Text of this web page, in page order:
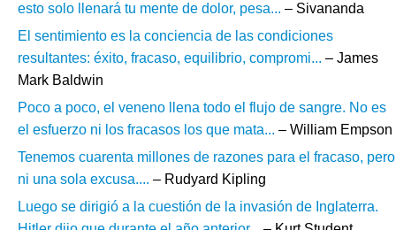
esto solo llenará tu mente de dolor, pesa... – Sivananda
El sentimiento es la conciencia de las condiciones
resultantes: éxito, fracaso, equilibrio, compromi... – James
Mark Baldwin
Poco a poco, el veneno llena todo el flujo de sangre. No es
el esfuerzo ni los fracasos los que mata... – William Empson
Tenemos cuarenta millones de razones para el fracaso, pero
ni una sola excusa.... – Rudyard Kipling
Luego se dirigió a la cuestión de la invasión de Inglaterra.